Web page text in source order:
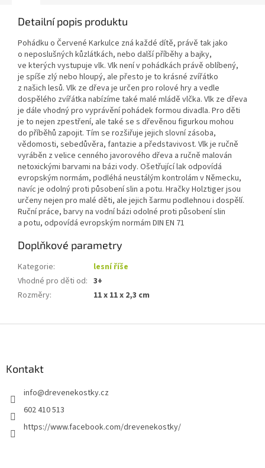
Detailní popis produktu
Pohádku o Červené Karkulce zná každé dítě, právě tak jako
o neposlušných kůzlátkách, nebo další příběhy a bajky,
ve kterých vystupuje vlk. Vlk není v pohádkách právě oblíbený,
je spíše zlý nebo hloupý, ale přesto je to krásné zvířátko
z našich lesů. Vlk ze dřeva je určen pro rolové hry a vedle
dospělého zvířátka nabízíme také malé mládě vlčka. Vlk ze dřeva
je dále vhodný pro vyprávění pohádek formou divadla. Pro děti
je to nejen zpestření, ale také se s dřevěnou figurkou mohou
do příběhů zapojit. Tím se rozšiřuje jejich slovní zásoba,
vědomosti, sebedůvěra, fantazie a představivost. Vlk je ručně
vyráběn z velice cenného javorového dřeva a ručně malován
netoxickými barvami na bázi vody. Ošetřující lak odpovídá
evropským normám, podléhá neustálým kontrolám v Německu,
navíc je odolný proti působení slin a potu. Hračky Holztiger jsou
určeny nejen pro malé děti, ale jejich šarmu podlehnou i dospělí.
Ruční práce, barvy na vodní bázi odolné proti působení slin
a potu, odpovídá evropským normám DIN EN 71
Doplňkové parametry
Kategorie:
lesní říše
Vhodné pro děti od: 3+
Rozměry: 11 x 11 x 2,3 cm
Kontakt
info@drevenekostky.cz
602 410 513
https://www.facebook.com/drevenekostky/